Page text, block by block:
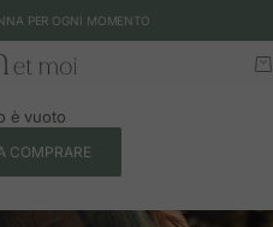
PER OGNI MOMENTO
- EU
è vuoto
COMPRARE